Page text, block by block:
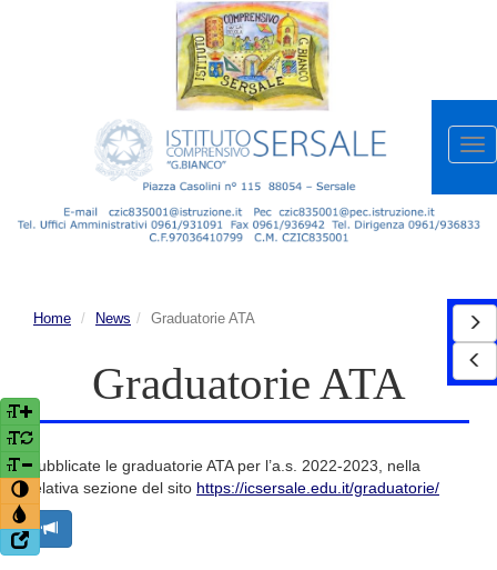
Home News Graduatorie ATA
Graduatorie ATA
Pubblicate le graduatorie ATA per l’a.s. 2022-2023, nella
relativa sezione del sito https://icsersale.edu.it/graduatorie/